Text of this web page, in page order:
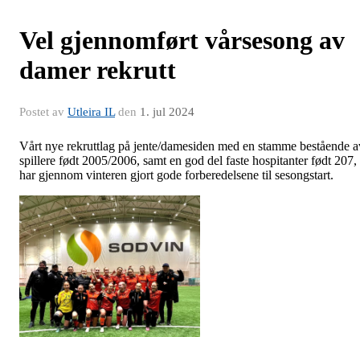
Vel gjennomført vårsesong av
damer rekrutt
Postet av Utleira ILden 1. jul 2024
Vårt nye rekruttlag på jente/damesiden med en stamme bestående
spillere født 2005/2006, samt en god del faste hospitanter født 207,
har gjennom vinteren gjort gode forberedelsene til sesongstart.